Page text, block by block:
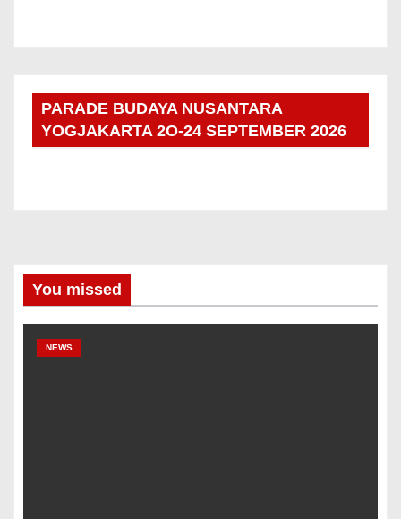
PARADE BUDAYA NUSANTARA
YOGJAKARTA 2O-24 SEPTEMBER 2026
You missed
NEWS